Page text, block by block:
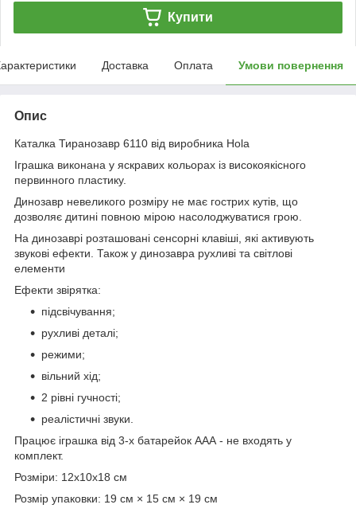
Купити
Доставка Оплата Умови повернення
Опис
Каталка Тиранозавр 6110 від виробника Hola
Іграшка виконана у яскравих кольорах із високоякісного
первинного пластику.
Динозавр невеликого розміру не має гострих кутів, що
дозволяє дитині повною мірою насолоджуватися грою.
На динозаврі розташовані сенсорні клавіші, які активують
звукові ефекти. Також у динозавра рухливі та світлові
елементи
Ефекти звірятка:
підсвічування;
рухливі деталі;
режими;
вільний хід;
2 рівні гучності;
реалістичні звуки.
Працює іграшка від 3-х батарейок ААА - не входять у
комплект.
Розміри: 12х10х18 см
Розмір упаковки: 19 см × 15 см × 19 см